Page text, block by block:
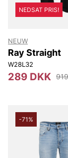
NEDSAT PRIS!
NEUW
Ray Straight
W28L32
289 DKK
-71%